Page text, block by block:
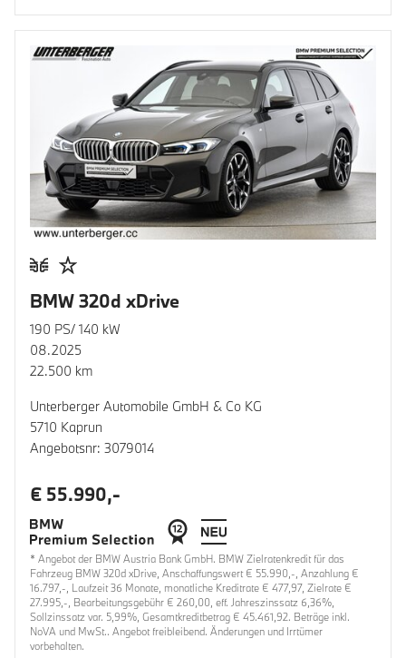
BMW 320d xDrive
190 PS/ 140 kW
08.2025
22.500 km
Unterberger Automobile GmbH & Co KG
5710 Kaprun
Angebotsnr: 3079014
€ 55.990,-
* Angebot der BMW Austria Bank GmbH. BMW Zielratenkredit für das
Fahrzeug BMW 320d xDrive, Anschaffungswert € 55.990,-, Anzahlung €
16.797,-, Laufzeit 36 Monate, monatliche Kreditrate € 477,97, Zielrate €
27.995,-, Bearbeitungsgebühr € 260,00, eff. Jahreszinssatz 6,36%,
Sollzinssatz var. 5,99%, Gesamtkreditbetrag € 45.461,92. Beträge inkl.
NoVA und MwSt.. Angebot freibleibend. Änderungen und Irrtümer
vorbehalten.